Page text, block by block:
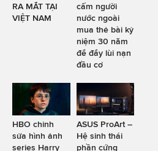
RA MẮT TẠI
VIỆT NAM
cấm người
nước ngoài
mua thẻ bài kỷ
niệm 30 năm
để đẩy lùi nạn
đầu cơ
HBO chỉnh
sửa hình ảnh
series Harry
ASUS ProArt –
Hệ sinh thái
phần cứng